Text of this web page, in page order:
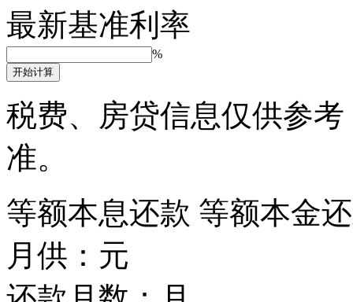
最新基准利率
%
开始计算
税费、房贷信息仅供参
准。
等额本息还款 等额本金
月供： 元